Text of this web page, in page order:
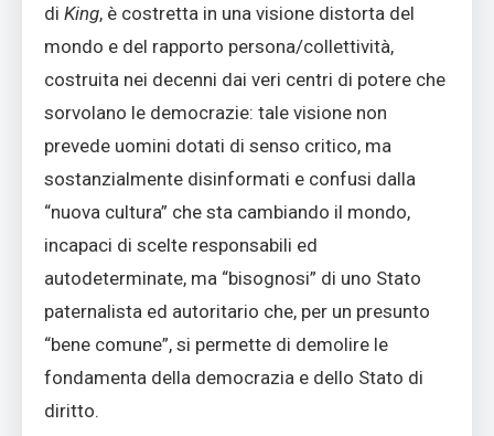
di King, è costretta in una visione distorta del
mondo e del rapporto persona/collettività,
costruita nei decenni dai veri centri di potere che
sorvolano le democrazie: tale visione non
prevede uomini dotati di senso critico, ma
sostanzialmente disinformati e confusi dalla
“nuova cultura” che sta cambiando il mondo,
incapaci di scelte responsabili ed
autodeterminate, ma “bisognosi” di uno Stato
paternalista ed autoritario che, per un presunto
“bene comune”, si permette di demolire le
fondamenta della democrazia e dello Stato di
diritto.